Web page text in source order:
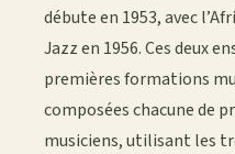
débute en 1953, avec
Jazz en 1956. Ces deux
premières formations
composées chacune de
musiciens, utilisant les